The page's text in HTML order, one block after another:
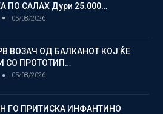
ПО САЛАХ Дури 25.000…
05/08/2026
ВОЗАЧ ОД БАЛКАНОТ КОЈ ЌЕ
СО ПРОТОТИП…
05/08/2026
ГО ПРИТИСКА ИНФАНТИНО